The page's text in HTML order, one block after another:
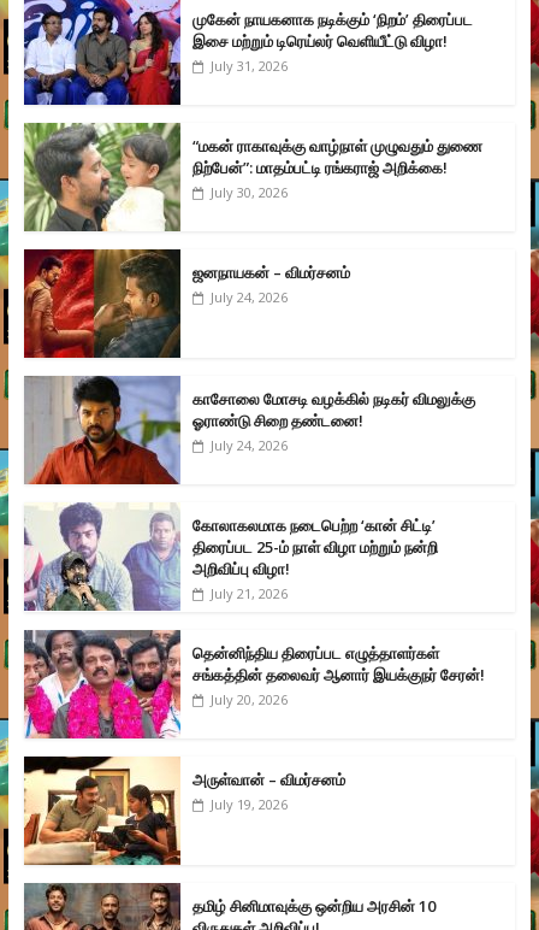
முகேன் நாயகனாக நடிக்கும் ‘நிறம்’ திரைப்பட
இசை மற்றும் டிரெய்லர் வெளியீட்டு விழா!
July 31, 2026
“மகன் ராகாவுக்கு வாழ்நாள் முழுவதும் துணை
நிற்பேன்”: மாதம்பட்டி ரங்கராஜ் அறிக்கை!
July 30, 2026
ஜனநாயகன் – விமர்சனம்
July 24, 2026
காசோலை மோசடி வழக்கில் நடிகர் விமலுக்கு
ஓராண்டு சிறை தண்டனை!
July 24, 2026
கோலாகலமாக நடைபெற்ற ‘கான் சிட்டி’
திரைப்பட 25-ம் நாள் விழா மற்றும் நன்றி
அறிவிப்பு விழா!
July 21, 2026
தென்னிந்திய திரைப்பட எழுத்தாளர்கள்
சங்கத்தின் தலைவர் ஆனார் இயக்குநர் சேரன்!
July 20, 2026
அருள்வான் – விமர்சனம்
July 19, 2026
தமிழ் சினிமாவுக்கு ஒன்றிய அரசின் 10